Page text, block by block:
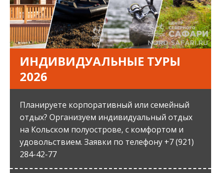
ИНДИВИДУАЛЬНЫЕ ТУРЫ
2026
Планируете корпоративный или семейный
отдых? Организуем индивидуальный отдых
на Кольском полуострове, с комфортом и
удовольствием. Заявки по телефону +7 (921)
284-42-77